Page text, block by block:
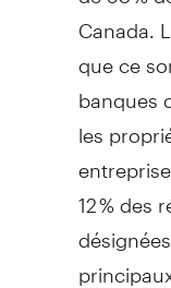
Canada .
que ce
banques
les
12 % des